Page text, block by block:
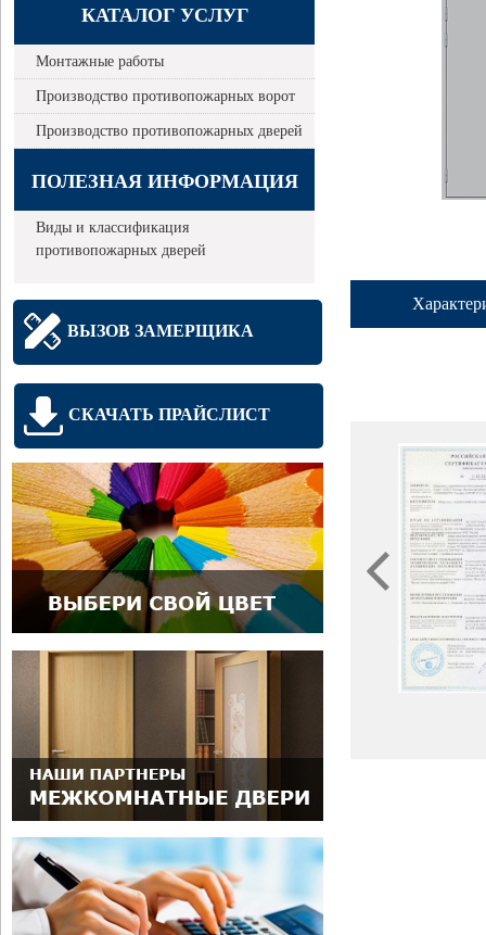
КАТАЛОГ УСЛУГ
Монтажные работы
Производство противопожарных ворот
Производство противопожарных дверей
ПОЛЕЗНАЯ ИНФОРМАЦИЯ
Виды и классификация
противопожарных дверей
ВЫЗОВ ЗАМЕРЩИКА
СКАЧАТЬ ПРАЙСЛИСТ